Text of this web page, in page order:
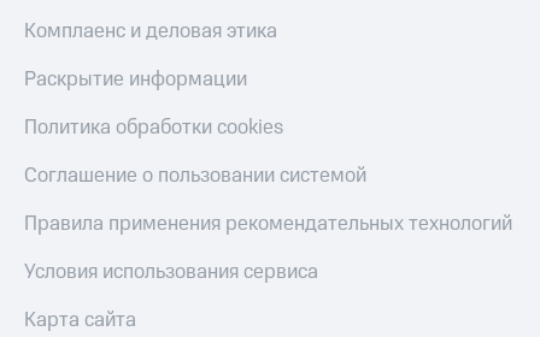
Комплаенс и деловая этика
Раскрытие информации
Политика обработки cookies
Соглашение о пользовании системой
Правила применения рекомендательных технологий
Условия использования сервиса
Карта сайта